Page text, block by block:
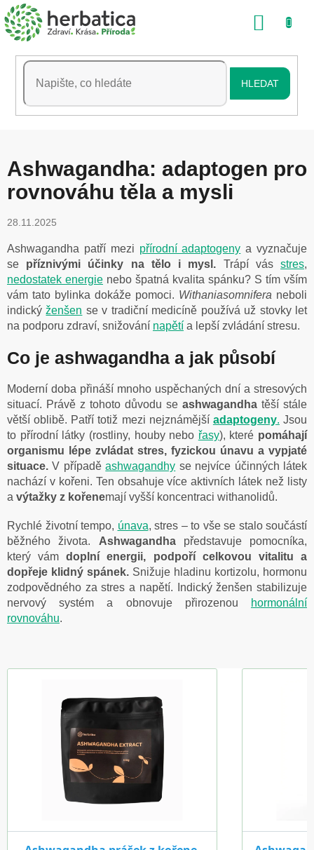
Přejít
na
obsah
HLEDAT
Ashwagandha: adaptogen pro
rovnováhu těla a mysli
28.11.2025
Ashwagandha patří mezi přírodní adaptogeny a vyznačuje
se příznivými účinky na tělo i mysl. Trápí vásstres,
nedostatek energie nebo špatná kvalita spánku? S tím vším
vám tato bylinka dokáže pomoci. Withaniasomnifera neboli
indickýženšen se v tradiční medicíně používá už stovky let
na podporu zdraví, snižování napětí a lepší zvládání stresu.
Co je ashwagandha a jak působí
Moderní doba přináší mnoho uspěchaných dní a stresových
situací. Právě z tohoto důvodu se ashwagandha těší stále
větší oblibě. Patří totiž mezi nejznámější adaptogeny. Jsou
to přírodní látky (rostliny, houby nebo řasy), které pomáhají
organismu lépe zvládat stres, fyzickou únavu a vypjaté
situace. V případěashwagandhy se nejvíce účinných látek
nachází v kořeni. Ten obsahuje více aktivních látek než listy
a výtažky z kořenemají vyšší koncentraci withanolidů.
Rychlé životní tempo, únava, stres – to vše se stalo součástí
běžného života. Ashwagandhapředstavuje pomocníka,
který vámdoplní energii, podpoří celkovou vitalitu a
dopřeje klidný spánek. Snižuje hladinu kortizolu, hormonu
zodpovědného za stres a napětí. Indický ženšen stabilizuje
nervový systém a obnovuje přirozenou
hormonální
rovnováhu.